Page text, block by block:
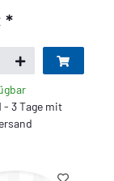
*
- 3 Tage mit